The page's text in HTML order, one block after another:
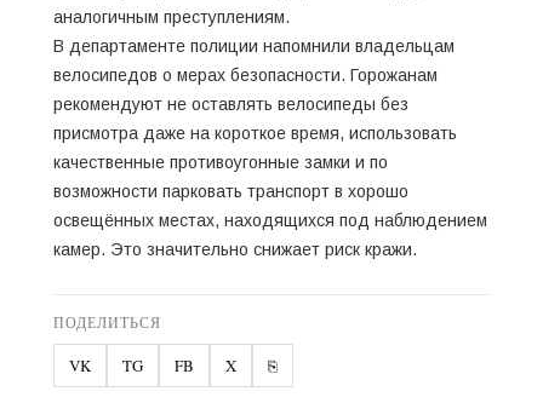
аналогичным преступлениям.
В департаменте полиции напомнили владельцам
велосипедов о мерах безопасности. Горожанам
рекомендуют не оставлять велосипеды без
присмотра даже на короткое время, использовать
качественные противоугонные замки и по
возможности парковать транспорт в хорошо
освещённых местах, находящихся под наблюдением
камер. Это значительно снижает риск кражи.
ПОДЕЛИТЬСЯ
VK TG FB X ⎘